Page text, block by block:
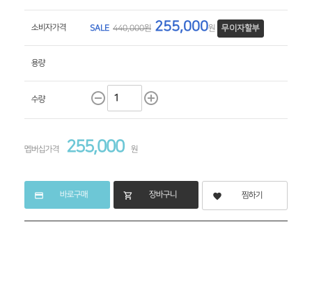
소비자가격 SALE 440,000원 255,000원 무이자할부
용량
수량 remove_circle_outline add_circle_outline
멥버십가격 255,000 원
credit_card 바로구매 shopping_cart 장바구니 favorite 찜하기